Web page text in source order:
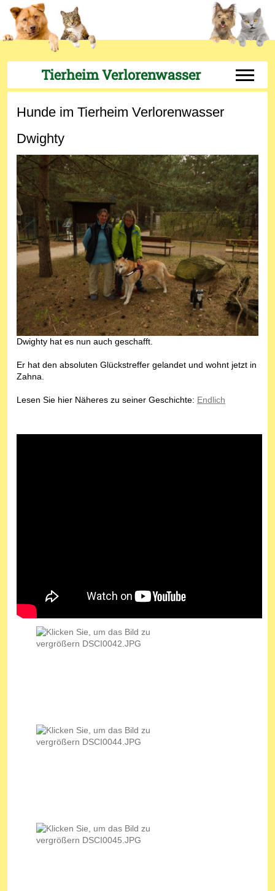
Tierheim Verlorenwasser Off-
Hunde im Tierheim Verlorenwasser
Dwighty
Dwighty hat es nun auch geschafft.
Er hat den absoluten Glückstreffer gelandet und wohnt jetzt in
Zahna.
Lesen Sie hier Näheres zu seiner Geschichte: Endlich